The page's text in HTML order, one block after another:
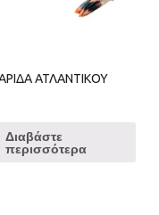
ΑΤΛΑΝΤΙΚΟΥ
Διαβάστε
περισσότερα